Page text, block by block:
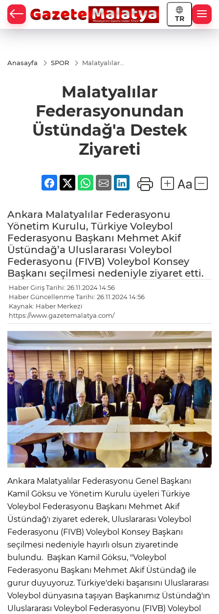
TR
Anasayfa SPOR
Malatyalılar
Destek Ziyareti
Malatyalılar
Federasyonundan
Üstündağ'a Destek
Ziyareti
Ankara Malatyalılar Federasyonu
Yönetim Kurulu, Türkiye Voleybol
Federasyonu Başkanı Mehmet Akif
Üstündağ’a Uluslararası Voleybol
Federasyonu (FIVB) Voleybol Konsey
Başkanı seçilmesi nedeniyle ziyaret etti.
Haber Giriş Tarihi: 26.11.2024 14:56
Haber Güncellenme Tarihi: 26.11.2024 14:56
Kaynak: Haber Merkezi
https://www.gazetemalatya.com/
Ankara Malatyalılar Federasyonu Genel Başkanı
Kamil Göksu ve Yönetim Kurulu üyeleri Türkiye
Voleybol Federasyonu Başkanı Mehmet Akif
Üstündağ'ı ziyaret ederek, Uluslararası Voleybol
Federasyonu (FIVB) Voleybol Konsey Başkanı
seçilmesi nedeniyle hayırlı olsun ziyaretinde
bulundu. Başkan Kamil Göksu, "Voleybol
Federasyonu Başkanı Mehmet Akif Üstündağ ile
gurur duyuyoruz. Türkiye'deki başarısını Uluslararası
Voleybol dünyasına taşıyan Başkanımız Üstündağ'ın
Uluslararası Voleybol Federasyonu (FIVB) Voleybol